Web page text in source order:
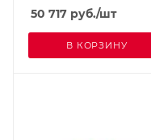
50 717 руб./шт
В КОРЗИНУ